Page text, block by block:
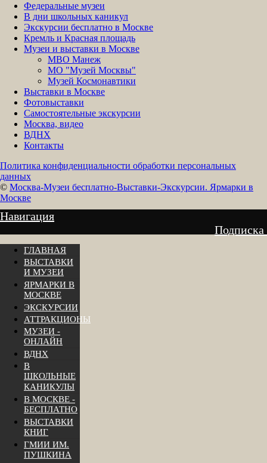
Федеральные музеи
В дни школьных каникул
Экскурсии бесплатно в Москве
Кремль и Красная площадь
Музеи и выставки в Москве
МВО Манеж
МО "Музей Москвы"
Музей Космонавтики
Выставки в Москве
Фотовыставки
Самостоятельные экскурсии
Москва, видео
ВДНХ
Контакты
Политика конфиденциальности обработки персональных
данных
© Москва-Музеи бесплатно-Выставки-Экскурсии. Ярмарки в
Москве
Навигация
Подписка
ГЛАВНАЯ
ВЫСТАВКИ
И МУЗЕИ
ЯРМАРКИ В
МОСКВЕ
ЭКСКУРСИИ
АТТРАКЦИОНЫ
МУЗЕИ -
ОНЛАЙН
ВДНХ
В
ШКОЛЬНЫЕ
КАНИКУЛЫ
В МОСКВЕ -
БЕСПЛАТНО
ВЫСТАВКИ
КНИГ
ГМИИ ИМ.
ПУШКИНА